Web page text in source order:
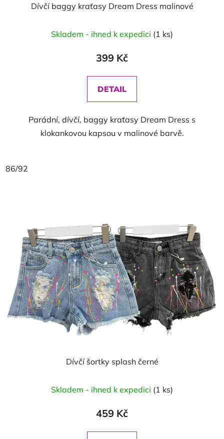
Dívčí baggy kraťasy Dream Dress malinové
Skladem - ihned k expedici (1 ks)
399 Kč
DETAIL
Parádní, dívčí, baggy kraťasy Dream Dress s
klokankovou kapsou v malinové barvě.
86/92
Dívčí šortky splash černé
Skladem - ihned k expedici (1 ks)
459 Kč